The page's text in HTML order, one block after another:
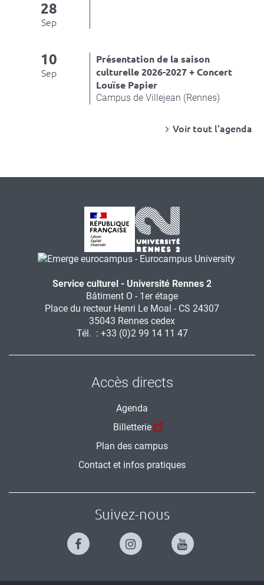
28
Sep
10
Sep
Présentation de la saison
culturelle 2026-2027 + Concert
Louïse Papier
Campus de Villejean (Rennes)
Voir tout l'agenda
Service culturel - Université Rennes 2
Bâtiment O - 1er étage
Place du recteur Henri Le Moal - CS 24307
35043 Rennes cedex
Tél. : +33 (0)2 99 14 11 47
Accès directs
Agenda
Billetterie
Plan des campus
Contact et infos pratiques
Suivez-nous